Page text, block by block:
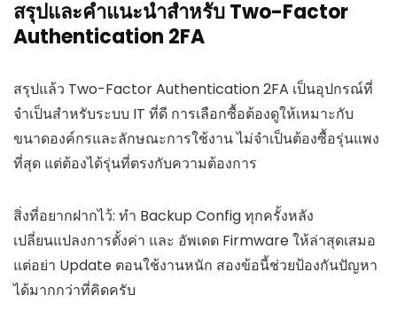
สรุปและคำแนะนำสำหรับ Two-Factor
Authentication 2FA
สรุปแล้ว Two-Factor Authentication 2FA เป็นอุปกรณ์ที่
จำเป็นสำหรับระบบ IT ที่ดี การเลือกซื้อต้องดูให้เหมาะกับ
ขนาดองค์กรและลักษณะการใช้งาน ไม่จำเป็นต้องซื้อรุ่นแพง
ที่สุด แต่ต้องได้รุ่นที่ตรงกับความต้องการ
สิ่งที่อยากฝากไว้: ทำ Backup Config ทุกครั้งหลัง
เปลี่ยนแปลงการตั้งค่า และ อัพเดต Firmware ให้ล่าสุดเสมอ
แต่อย่า Update ตอนใช้งานหนัก สองข้อนี้ช่วยป้องกันปัญหา
ได้มากกว่าที่คิดครับ